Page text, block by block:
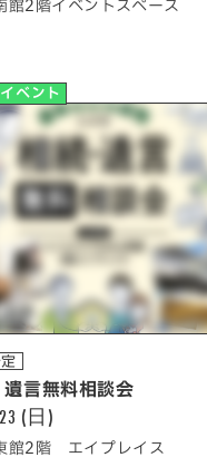
館2階イベントスペース
ベント
遺言無料相談会
(日)
館2階 エイプレイス